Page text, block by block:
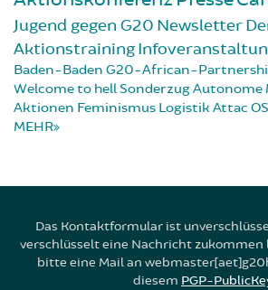
Jugend gegen G20 Newsletter
Aktionstraining
Baden-Baden G20-African-
Welcome to hellSonderzugAutonome
Aktionen Feminismus Logistik Attac
MEHR
Das Kontaktformular ist
verschlüsselt eine Nachricht zukommen
bitte eine Mail an
diesem PGP-